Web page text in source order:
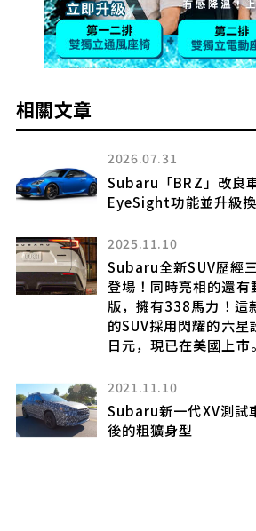
相關文章
2026.07.31
Subaru「BRZ」改良
EyeSight功能並升級
2025.11.10
Subaru全新SUV歷經
登場！同時亮相的還
版，擁有338馬力！這
的SUV採用閃耀的六
日元，現已在美國上市。
2021.11.10
Subaru新一代XV測試
後的粗獷身型